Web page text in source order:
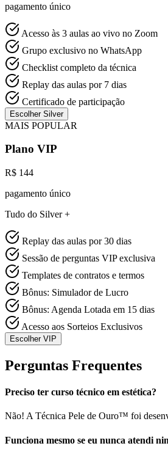
pagamento único
Acesso às 3 aulas ao vivo no Zoom
Grupo exclusivo no WhatsApp
Checklist completo da técnica
Replay das aulas por 7 dias
Certificado de participação
Escolher Silver
MAIS POPULAR
Plano VIP
R$ 144
pagamento único
Tudo do Silver +
Replay das aulas por 30 dias
Sessão de perguntas VIP exclusiva
Templates de contratos e termos
Bônus: Simulador de Lucro
Bônus: Agenda Lotada em 15 dias
Acesso aos Sorteios Exclusivos
Escolher VIP
Perguntas Frequentes
Preciso ter curso técnico em estética?
Não! A Técnica Pele de Ouro™ foi
Funciona mesmo se eu nunca atendi